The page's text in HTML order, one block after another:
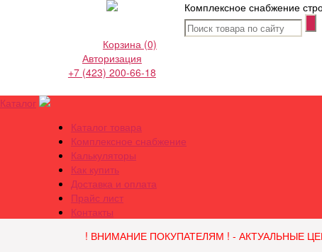
Комплексное снабжение
Корзина (0)
Авторизация
+7 (423) 200-66-18
Каталог
Каталог товара
Комплексное снабжение
Калькуляторы
Как купить
Доставка и оплата
Прайс лист
Контакты
! ВНИМАНИЕ ПОКУПАТЕЛЯМ ! - АКТУАЛЬНЫЕ